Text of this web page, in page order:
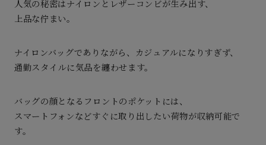
人気の秘密はナイロンとレザーコンビが生み出す、
上品な佇まい。
ナイロンバッグでありながら、カジュアルになりすぎず、
通勤スタイルに気品を纏わせます。
バッグの顔となるフロントのポケットには、
スマートフォンなどすぐに取り出したい荷物が収納可能で
す。